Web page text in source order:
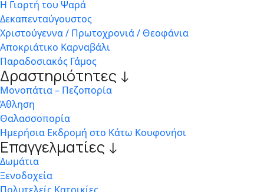
Η Γιορτή του Ψαρά
Δεκαπενταύγουστος
Χριστούγεννα / Πρωτοχρονιά / Θεοφάνια
Αποκριάτικο Καρναβάλι
Παραδοσιακός Γάμος
Δραστηριότητες ↓
Μονοπάτια – Πεζοπορία
Άθληση
Θαλασσοπορία
Ημερήσια Εκδρομή στο Κάτω Κουφονήσι
Επαγγελματίες ↓
Δωμάτια
Ξενοδοχεία